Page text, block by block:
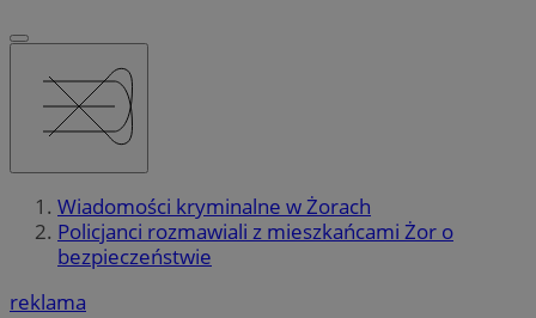
Wiadomości kryminalne w Żorach
Policjanci rozmawiali z mieszkańcami Żor o
bezpieczeństwie
reklama